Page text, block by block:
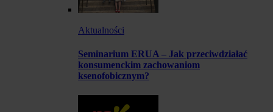
Aktualności
Seminarium ERUA – Jak przeciwdziałać
konsumenckim zachowaniom
ksenofobicznym?